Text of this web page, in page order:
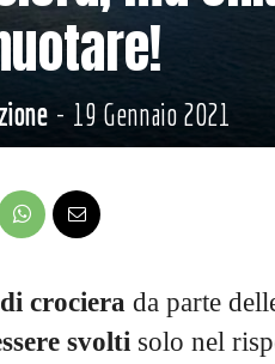
- 19 Gennaio 2021
crociera da parte
svolti solo nel